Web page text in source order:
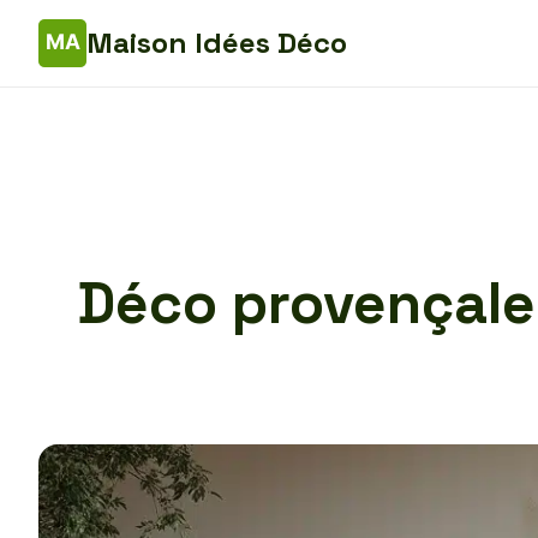
Maison Idées Déco
Déco